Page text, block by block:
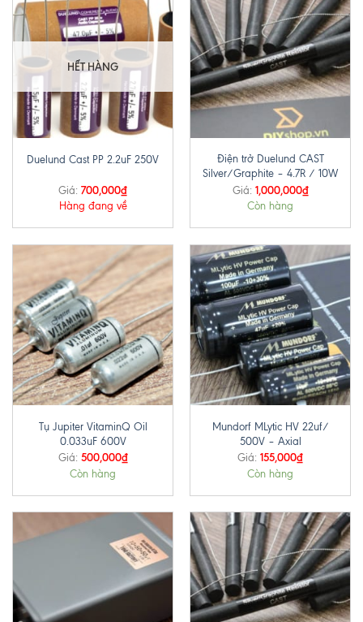
HẾT HÀNG
Duelund Cast PP 2.2uF 250V
Giá: 700,000₫
Hàng đang về
Điện trở Duelund CAST
Silver/Graphite – 4.7R / 10W
Giá: 1,000,000₫
Còn hàng
Tụ Jupiter VitaminQ Oil
0.033uF 600V
Giá: 500,000₫
Còn hàng
Mundorf MLytic HV 22uf/
500V – Axial
Giá: 155,000₫
Còn hàng